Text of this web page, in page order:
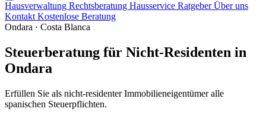
Hausverwaltung Rechtsberatung Hausservice RatgeberÜber uns
Kontakt Kostenlose Beratung
Ondara · Costa Blanca
Steuerberatung für Nicht-Residenten in
Ondara
Erfüllen Sie als nicht-residenter Immobilieneigentümer alle
spanischen Steuerpflichten.